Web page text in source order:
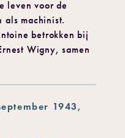
leven voor de
als machinist.
betrokken bij
Wigny, samen
1943,